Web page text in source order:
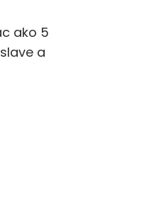
ako 5
a